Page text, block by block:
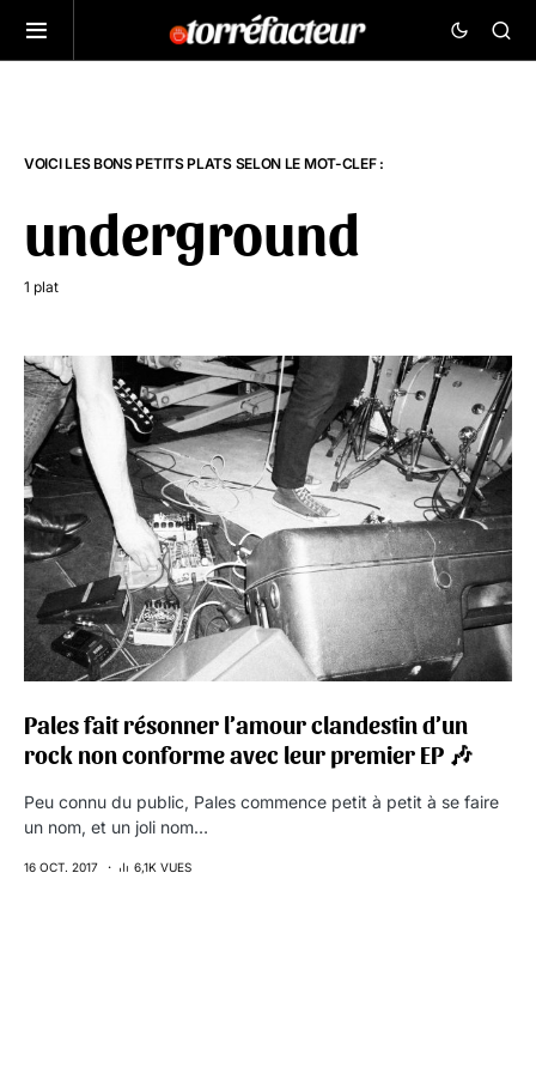
VOICI LES BONS PETITS PLATS SELON LE MOT-CLEF :
underground
1 plat
Pales fait résonner l’amour clandestin d’un
rock non conforme avec leur premier EP 🎶
Peu connu du public, Pales commence petit à petit à se faire
un nom, et un joli nom…
16 OCT. 2017 6,1K VUES